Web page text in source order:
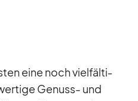
eine noch viel­fäl­ti­
Ge­nuss- und